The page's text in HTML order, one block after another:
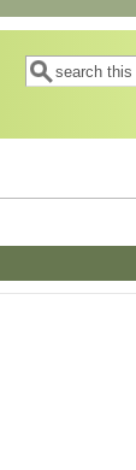
搜索表单
搜索